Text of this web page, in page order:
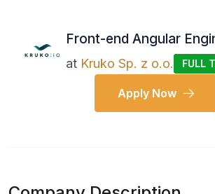
Front-end Angular
at Kruko Sp. z o.o. FULL
Apply Now